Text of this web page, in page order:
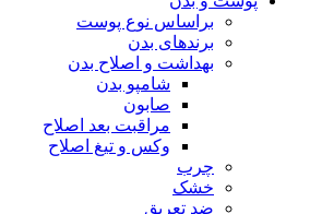
براساس نوع پوست
برندهای بدن
بهداشت و اصلاح بدن
شامپو بدن
صابون
مراقبت بعد اصلاح
وکس و تیغ اصلاح
چرب
خشک
ضد تعریق